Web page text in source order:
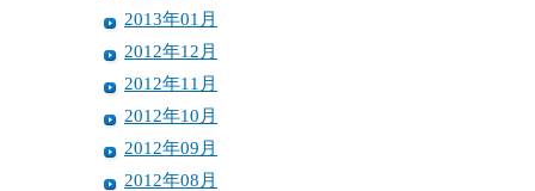
2013年01月
2012年12月
2012年11月
2012年10月
2012年09月
2012年08月